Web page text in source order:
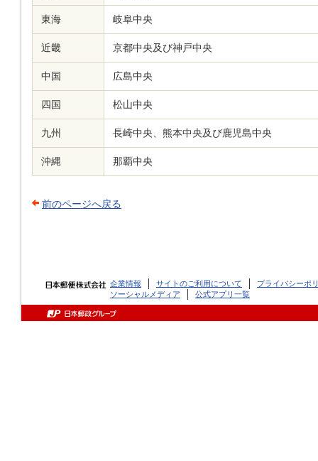
東海 岐阜中央
近畿 京都中央及び神戸中央
中国 広島中央
四国 松山中央
九州 長崎中央、熊本中央及び鹿児島中央
沖縄 那覇中央
前のページへ戻る
企業情報 サイトのご利用について
プライバシーポ
ソーシャルメディア
公式アプリ一覧